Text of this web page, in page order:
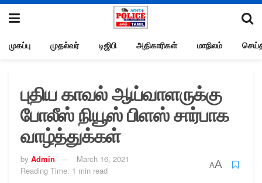
முகப்பு முதல்வர் டிஜிபி அதிகாரிகள் மாநிலம்
புதிய காவல் ஆய்வாளருக்கு
போலீஸ் நியூஸ் பிளஸ் சார்பாக
வாழ்த்துக்கள்
by Admin
March 16, 2021
Reading Time: 1 min read
AA